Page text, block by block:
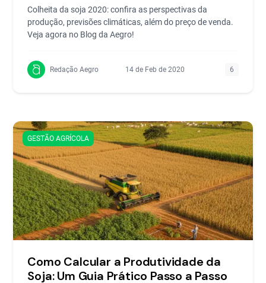
Colheita da soja 2020: confira as perspectivas da
produção, previsões climáticas, além do preço de venda.
Veja agora no Blog da Aegro!
Redação Aegro 14 de Feb de 2020 6
GESTÃO AGRÍCOLA
Como Calcular a Produtividade da
Soja: Um Guia Prático Passo a Passo